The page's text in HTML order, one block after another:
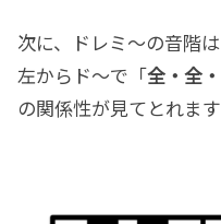
次に、ドレミ～の音階
左からド～で「全・全
の関係性が見てとれます